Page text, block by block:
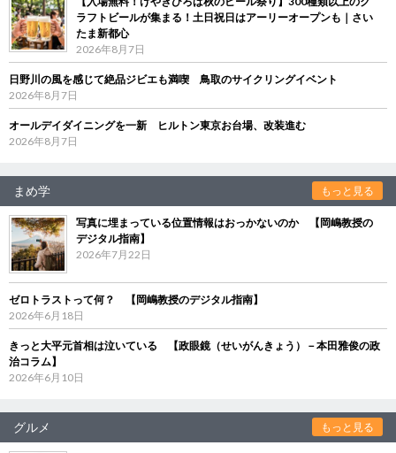
ラフトビールが集まる！土日祝日はアーリーオープンも｜さい
たま新都心
2026年8月7日
日野川の風を感じて絶品ジビエも満喫 鳥取のサイクリングイベント
2026年8月7日
オールデイダイニングを一新 ヒルトン東京お台場、改装進む
2026年8月7日
まめ学 もっと見る
写真に埋まっている位置情報はおっかないのか 【岡嶋教授の
デジタル指南】
2026年7月22日
ゼロトラストって何？ 【岡嶋教授のデジタル指南】
2026年6月18日
きっと大平元首相は泣いている 【政眼鏡（せいがんきょう）－本田雅俊の政
治コラム】
2026年6月10日
グルメ もっと見る